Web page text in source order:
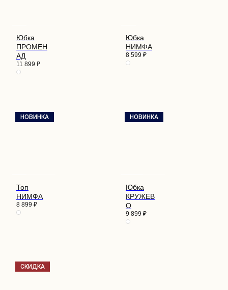
Юбка
ПРОМЕН
АД
11 899 ₽
Юбка
НИМФА
8 599 ₽
НОВИНКА
Топ
НИМФА
8 899 ₽
НОВИНКА
Юбка
КРУЖЕВ
О
9 899 ₽
СКИДКА